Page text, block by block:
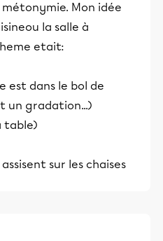
Mon idée
la salle à
etait:
est dans le bol de
un gradation...)
table)
sur les chaises